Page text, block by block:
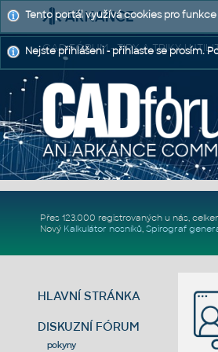
CAD FÓRUM - TIPY A TRIKY |
Přes 123.000 registrovaných u nás,
Nový Kalkulátor nosníků, Spirograf
HLAVNÍ STRÁNKA
DISKUZNÍ FÓRUM
pokyny
Tento portál využívá cookies pro
Nejste přihlášeni - přihlaste se prosím.